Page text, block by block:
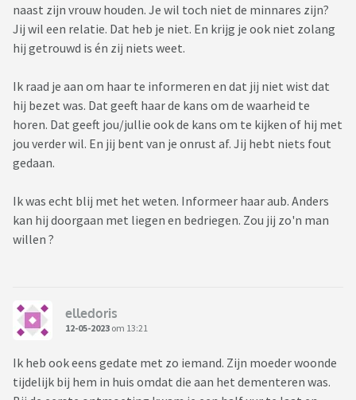
naast zijn vrouw houden. Je wil toch niet de minnares zijn?
Jij wil een relatie. Dat heb je niet. En krijg je ook niet zolang
hij getrouwd is én zij niets weet.
Ik raad je aan om haar te informeren en dat jij niet wist dat
hij bezet was. Dat geeft haar de kans om de waarheid te
horen. Dat geeft jou/jullie ook de kans om te kijken of hij met
jou verder wil. En jij bent van je onrust af. Jij hebt niets fout
gedaan.
Ik was echt blij met het weten. Informeer haar aub. Anders
kan hij doorgaan met liegen en bedriegen. Zou jij zo'n man
willen ?
elledoris
12-05-2023 om 13:21
Ik heb ook eens gedate met zo iemand. Zijn moeder woonde
tijdelijk bij hem in huis omdat die aan het dementeren was.